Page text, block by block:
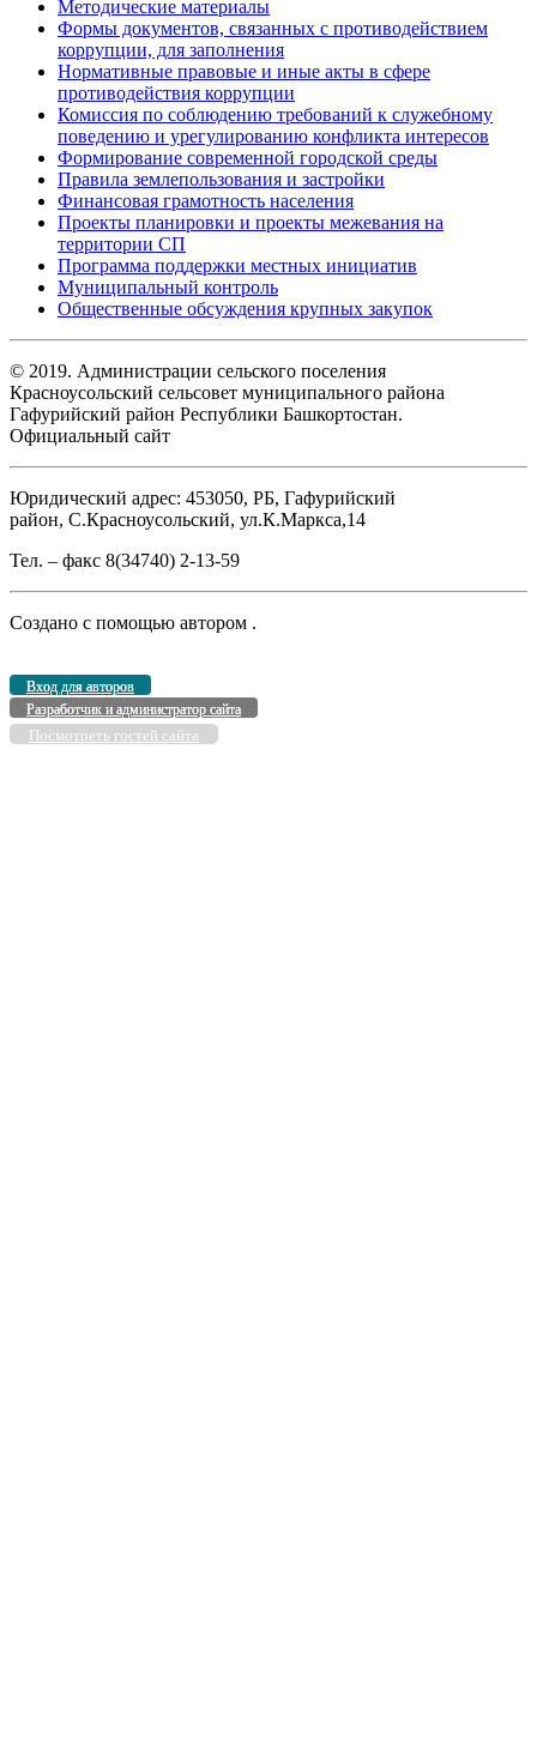
Методические материалы
Формы документов, связанных с противодействием
коррупции, для заполнения
Нормативные правовые и иные акты в сфере
противодействия коррупции
Комиссия по соблюдению требований к служебному
поведению и урегулированию конфликта интересов
Формирование современной городской среды
Правила землепользования и застройки
Финансовая грамотность населения
Проекты планировки и проекты межевания на
территории СП
Программа поддержки местных инициатив
Муниципальный контроль
Общественные обсуждения крупных закупок
© 2019. Администрации сельского поселения
Красноусольский сельсовет муниципального района
Гафурийский район Республики Башкортостан.
Официальный сайт
Юридический адрес: 453050, РБ, Гафурийский
район, С.Красноусольский, ул.К.Маркса,14
Тел. – факс 8(34740) 2-13-59
Создано с помощью автором .
Вход для авторов
Разработчик и администратор сайта
Посмотреть гостей сайта